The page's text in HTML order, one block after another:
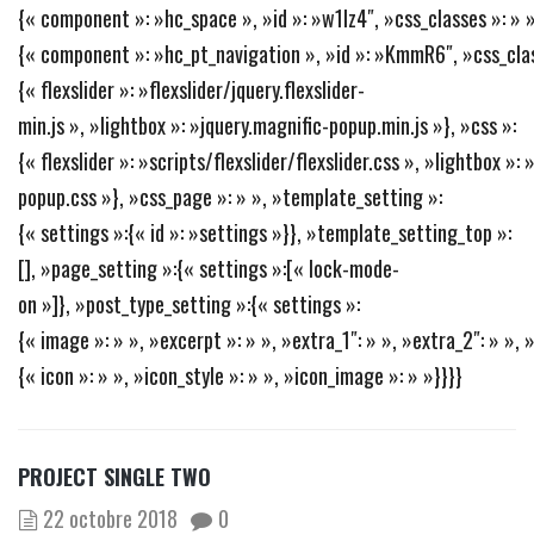
{« component »: »hc_space », »id »: »w1Iz4″, »css_classes »:
{« component »: »hc_pt_navigation », »id »: »KmmR6″,
{« flexslider »: »flexslider/jquery.flexslider-
min.js », »lightbox »: »jquery.magnific-popup.min.js »}, »css »:
{« flexslider »: »scripts/flexslider/flexslider.css », »lightbox »:
popup.css »}, »css_page »: » », »template_setting »:
{« settings »:{« id »: »settings »}}, »template_setting_top »:
[], »page_setting »:{« settings »:[« lock-mode-
on »]}, »post_type_setting »:{« settings »:
{« image »: » », »excerpt »: » », »extra_1″: » », »extra_2″: » »,
{« icon »: » », »icon_style »: » », »icon_image »: » »}}}}
PROJECT SINGLE TWO
22 octobre 2018
0